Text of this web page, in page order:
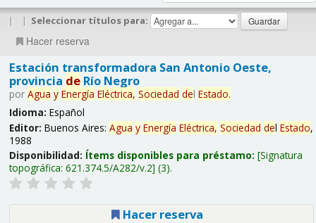
| | Seleccionar títulos para:
Hacer reserva
Estación transformadora San Antonio Oeste,
provincia deRío Negro
por Agua y Energía Eléctrica, Sociedad del Estado.
Idioma: Español
Editor: Buenos Aires: Agua y Energía Eléctrica, Sociedad del Estado,
1988
Disponibilidad: Ítems disponibles para préstamo: Signatura
topográfica: 621.374.5/A282/v.2 (3).
Hacer reserva